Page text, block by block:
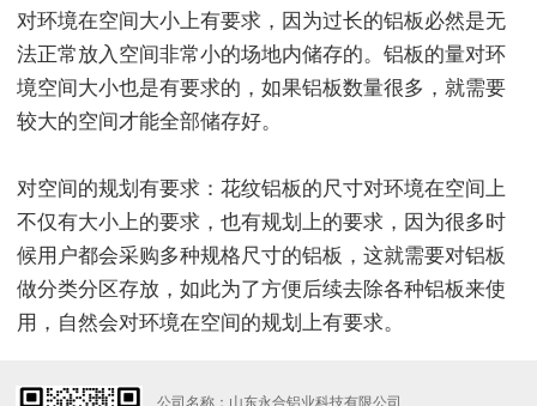
对环境在空间大小上有要求，因为过长的铝板必然是无
法正常放入空间非常小的场地内储存的。铝板的量对环
境空间大小也是有要求的，如果铝板数量很多，就需要
较大的空间才能全部储存好。
对空间的规划有要求：花纹铝板的尺寸对环境在空间上
不仅有大小上的要求，也有规划上的要求，因为很多时
候用户都会采购多种规格尺寸的铝板，这就需要对铝板
做分类分区存放，如此为了方便后续去除各种铝板来使
用，自然会对环境在空间的规划上有要求。
公司名称：山东永合铝业科技有限公司